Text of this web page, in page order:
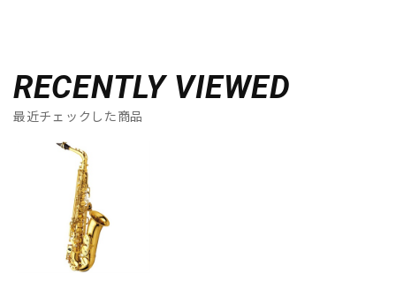
RECENTLY VIEWED
最近チェックした商品